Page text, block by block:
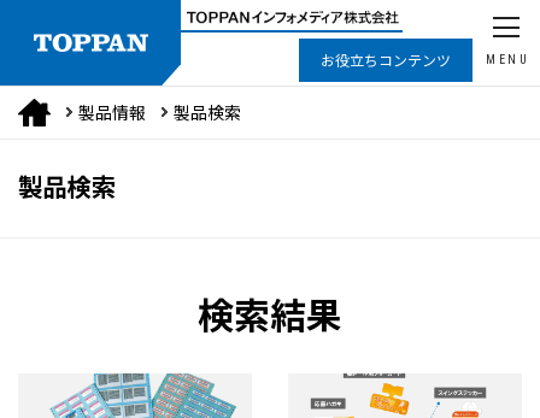
お役立ちコンテンツ MENU
製品情報 製品検索
製品検索
検索結果